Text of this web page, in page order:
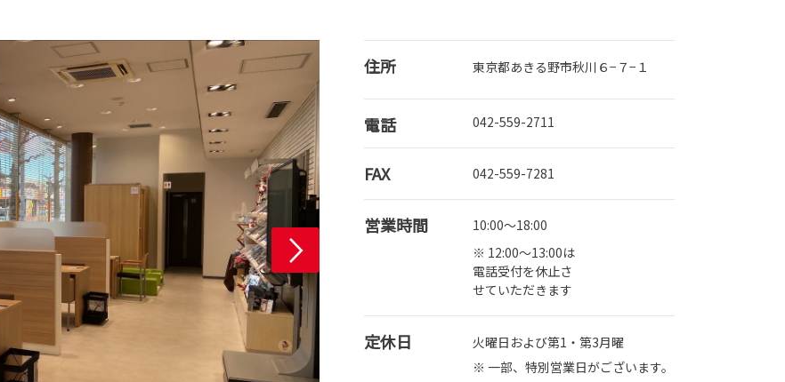
住所 東京都あきる野市秋川６−７−１
電話 042-559-2711
FAX 042-559-7281
営業時間
10:00～18:00
※ 12:00～13:00は
電話受付を休止さ
せていただきます
定休日
火曜日および第1・第3月曜
※ 一部、特別営業日がございます。